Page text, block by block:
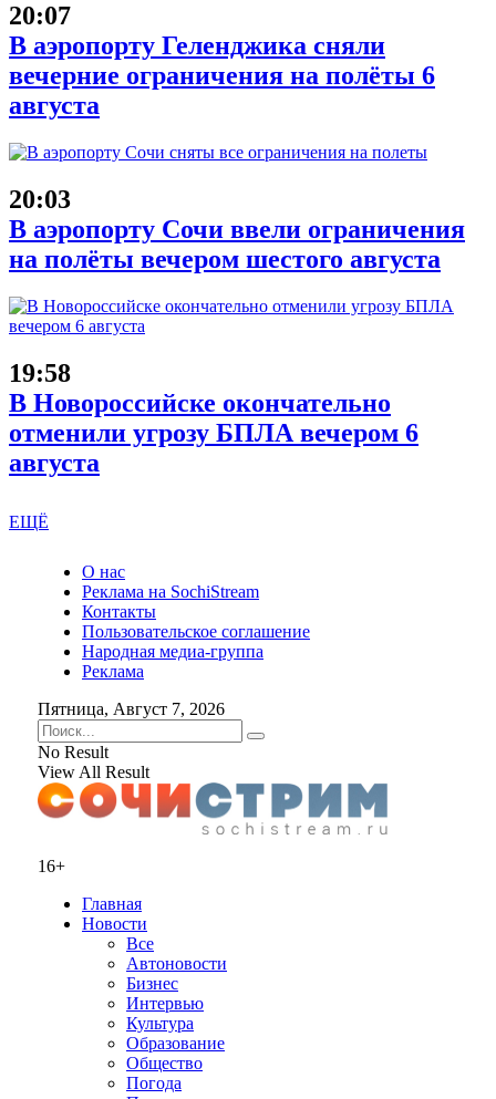
20:07
В аэропорту Геленджика сняли
вечерние ограничения на полёты 6
августа
20:03
В аэропорту Сочи ввели ограничения
на полёты вечером шестого августа
19:58
В Новороссийске окончательно
отменили угрозу БПЛА вечером 6
августа
ЕЩЁ
О нас
Реклама на SochiStream
Контакты
Пользовательское соглашение
Народная медиа-группа
Реклама
Пятница, Август 7, 2026
No Result
View All Result
16+
Главная
Новости
Все
Автоновости
Бизнес
Интервью
Культура
Образование
Общество
Погода